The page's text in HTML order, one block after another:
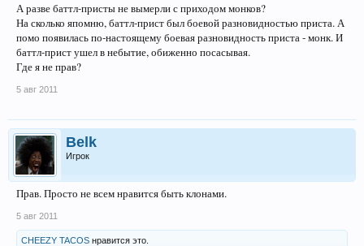
А разве баттл-присты не вымерли с приходом монков?
На сколько япомню, баттл-прист был боевой разновидностью приста. А
помо появилась по-настоящему боевая разновидность приста - монк. И
баттл-прист ушел в небытие, обиженно посасывая.
Где я не прав?
5 авг 2011
Belk
Игрок
Прав. Просто не всем нравится быть клонами.
5 авг 2011
CHEEZY TACOS нравится это.